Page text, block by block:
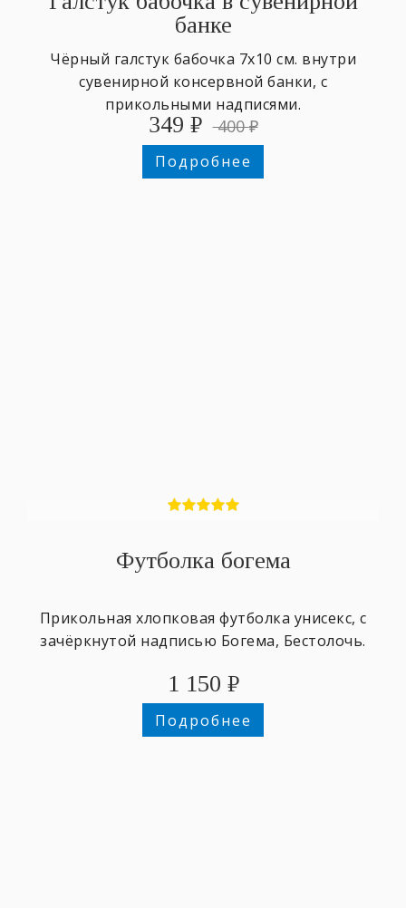
банке
Чёрный галстук бабочка 7х10 см. внутри
сувенирной консервной банки, с
прикольными надписями.
349 ₽ 400₽
Подробнее
Футболка богема
Прикольная хлопковая футболка унисекс, с
зачёркнутой надписью Богема, Бестолочь.
1 150 ₽
Подробнее